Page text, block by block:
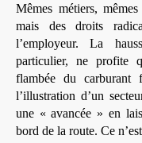
Mêmes métiers,
mais des droits
l’employeur. La
particulier, ne profite
flambée du carburant
l’illustration d’un
une « avancée » en
bord de la route. Ce